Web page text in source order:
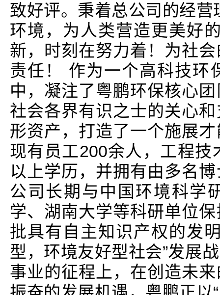
致好评。秉着总公司的经营
环境，为人类营造更美好
新，时刻在努力着！为社
责任！ 作为一个高科技环
中，凝注了粤鹏环保核心
社会各界有识之士的关心
形资产，打造了一个施展
现有员工200余人，工程
以上学历，并拥有由多名
公司长期与中国环境科学
学、湖南大学等科研单位
批具有自主知识产权的发
型，环境友好型社会”发展
事业的征程上，在创造未